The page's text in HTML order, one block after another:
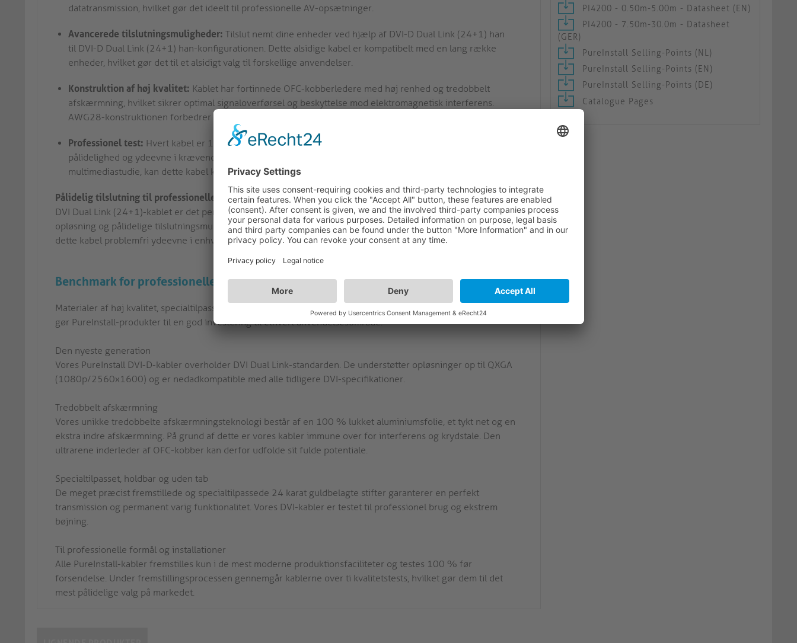
PI4200 - 0.50m-5.00m - Datasheet (EN)
PI4200 - 7.50m-30.0m - Datasheet
(GER)
PureInstall Selling-Points (NL)
PureInstall Selling-Points (EN)
PureInstall Selling-Points (DE)
Catalogue Pages
datatransmission, hvilket gør det ideelt til professionelle AV-opsætninger.
Avancerede tilslutningsmuligheder: Tilslut nemt dine enheder ved hjælp af DVI-D Dual Link (24+1) han
til DVI-D Dual Link (24+1) han-konfigurationen. Dette alsidige kabel er kompatibelt med en lang række
enheder, hvilket gør det til et alsidigt valg til forskellige anvendelser.
Konstruktion af høj kvalitet: Kablet har fortinnede OFC-kobberledere med høj renhed og tredobbelt
afskærmning, hvilket sikrer optimal signaloverførsel og beskyttelse mod elektromagnetisk interferens.
AWG28-konstruktionen forbedrer holdbarheden og ydeevnen yderligere.
Professionel test: Hvert kabel er 100 % testet til professionelle AV-applikationer, hvilket garanterer
pålidelighed og ydeevne i krævende miljøer. Uanset om du skal indrette et konferencelokale eller et
multimediastudie, kan dette kabel klare opgaven.
Pålidelig tilslutning til professionelle AV-applikationer
DVI Dual Link (24+1)-kablet er det perfekte valg til professionelle, der har brug for en skærm med høj
opløsning og pålidelige tilslutningsmuligheder. Med sine avancerede funktioner og holdbare konstruktion sikrer
dette kabel problemfri ydeevne i enhver AV-opsætning.
Benchmark for professionelle installationer
Materialer af høj kvalitet, specialtilpassede stik og koblinger, guldbelagte ben samt fravalg af unødvendige dele
gør PureInstall-produkter til en god investering til ethvert anvendelsesområde.
Den nyeste generation
Vores PureInstall DVI-D-kabler overholder DVI Dual Link-standarden. De understøtter opløsninger op til QXGA
(1080p/2560x1600) og er nedadkompatible med alle tidligere DVI-specifikationer.
Tredobbelt afskærmning
Vores unikke tredobbelte afskærmningsteknologi består af en 100 % lukket aluminiumsfolie, et tykt net og en
ekstra indre afskærmning. På grund af dette er vores kabler immune over for interferens og krydstale. Den
ultrarene inderleder af OFC-kobber kan derfor udfolde sit fulde potentiale.
Specialtilpasset, holdbar og uden tab
De meget præcist fremstillede og specialtilpassede 24 karat guldbelagte stifter garanterer en perfekt
transmission og permanent varig funktionalitet. Vores DVI-kabler er testet til professionel brug og ekstrem
bøjning.
Til professionelle formål og installationer
Alle PureInstall-kabler fremstilles kun i de mest moderne produktionsfaciliteter og testes 100 % før
forsendelse. Under fremstillingsprocessen gennemgår kablerne over ti kvalitetstests, hvilket gør dem til det
mest pålidelige valg på markedet.